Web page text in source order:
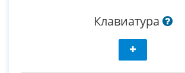
Клавиатура